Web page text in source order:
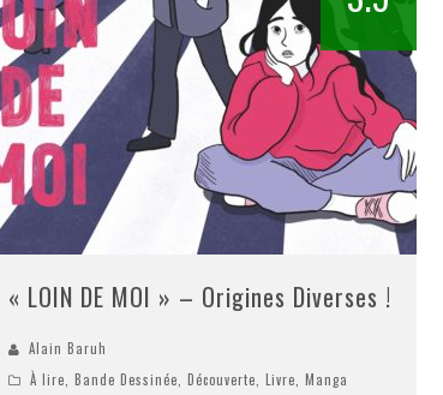
« LOIN DE MOI » – Origines Diverses !
Alain Baruh
À lire Bande Dessinée Découverte Livre Manga